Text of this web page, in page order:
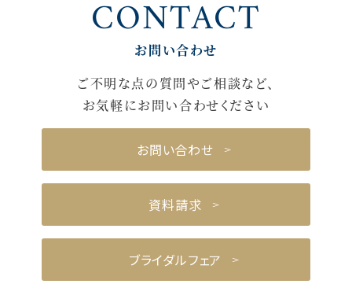
CONTACT
お問い合わせ
ご不明な点の質問やご相談など、
お気軽にお問い合わせください
お問い合わせ
資料請求
ブライダルフェア